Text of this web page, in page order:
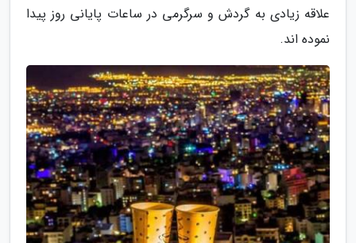
علاقه زیادی به گردش و سرگرمی در ساعات پایانی روز پیدا
نموده اند.